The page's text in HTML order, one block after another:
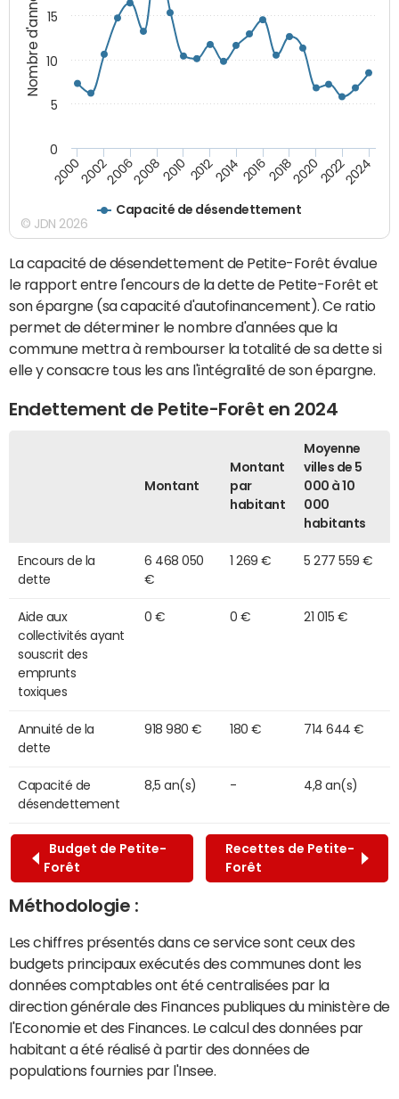
Nombre d'années
Capacité de désendettement
20002002200620082010 2012201420162018202020222024
0
5
10
15
© JDN 2026
La capacité de désendettement de Petite-Forêt évalue
le rapport entre l'encours de la dette de Petite-Forêt et
son épargne (sa capacité d'autofinancement). Ce ratio
permet de déterminer le nombre d'années que la
commune mettra à rembourser la totalité de sa dette si
elle y consacre tous les ans l'intégralité de son épargne.
Endettement de Petite-Forêt en 2024
Montant
Montant
par
habitant
Moyenne
villes de 5
000 à 10
000
habitants
Encours de la
dette
6 468 050
€
1 269 € 5 277 559 €
Aide aux
collectivités ayant
souscrit des
emprunts
toxiques
0 € 0 € 21 015 €
Annuité de la
dette
918 980 € 180 € 714 644 €
Capacité de
désendettement
8,5 an(s) - 4,8 an(s)
Budget de Petite-
Forêt
Recettes de Petite-
Forêt
Méthodologie :
Les chiffres présentés dans ce service sont ceux des
budgets principaux exécutés des communes dont les
données comptables ont été centralisées par la
direction générale des Finances publiques du ministère de
l'Economie et des Finances. Le calcul des données par
habitant a été réalisé à partir des données de
populations fournies par l'Insee.